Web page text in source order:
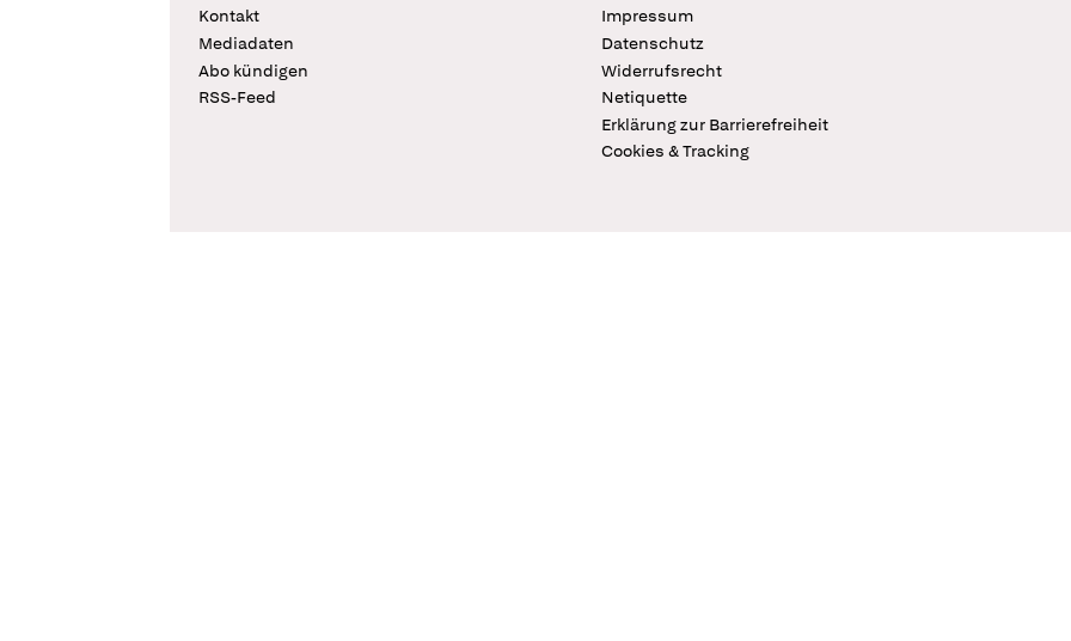
Kontakt
Mediadaten
Abo kündigen
RSS-Feed
Impressum
Datenschutz
Widerrufsrecht
Netiquette
Erklärung zur Barrierefreiheit
Cookies & Tracking